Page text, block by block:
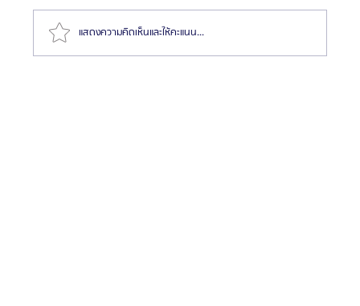
แสดงความคิดเห็นและให้คะแนน...